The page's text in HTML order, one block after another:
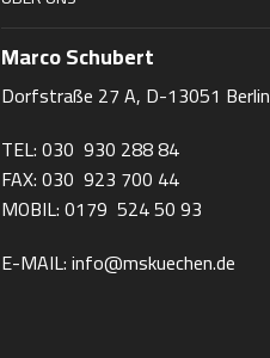
Marco Schubert
Dorfstraße 27 A, D-13051 Berlin
TEL: 030 930 288 84
FAX: 030 923 700 44
MOBIL: 0179 524 50 93
E-MAIL: info@mskuechen.de